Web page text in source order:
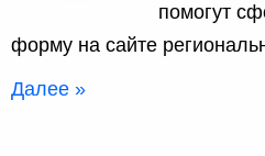
помогут
форму на сайте
Далее »